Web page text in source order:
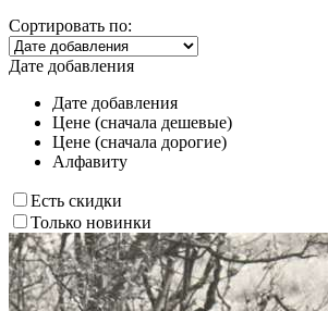
Сортировать по:
Дате добавления
Дате добавления
Цене (сначала дешевые)
Цене (сначала дорогие)
Алфавиту
Есть скидки
Только новинки